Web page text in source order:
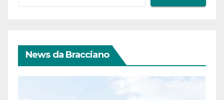
News da Bracciano